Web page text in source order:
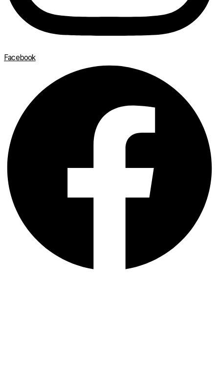
Facebook